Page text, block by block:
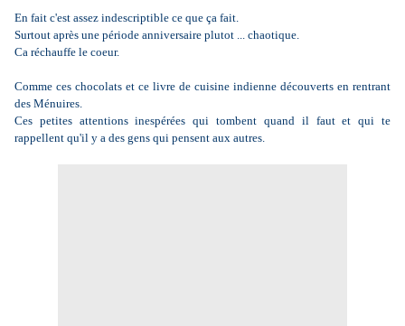
En fait c'est assez indescriptible ce que ça fait.
Surtout après une période anniversaire plutot ... chaotique.
Ca réchauffe le coeur.
Comme ces chocolats et ce livre de cuisine indienne découverts en rentrant
des Ménuires.
Ces petites attentions inespérées qui tombent quand il faut et qui te
rappellent qu'il y a des gens qui pensent aux autres.